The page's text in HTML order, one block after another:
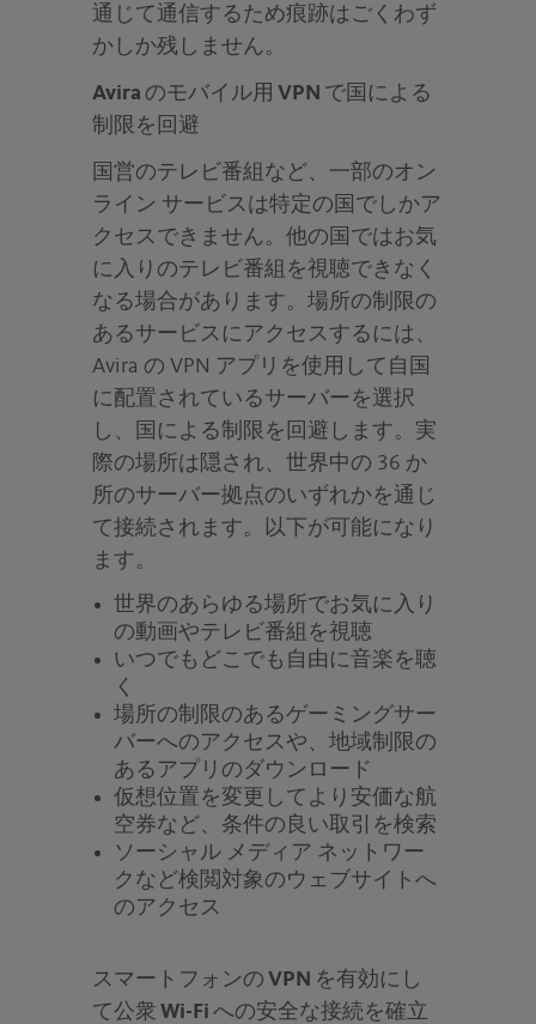
通じて通信するため痕跡はごくわず
かしか残しません。
Avira のモバイル用 VPN で国による
制限を回避
国営のテレビ番組など、一部のオン
ライン サービスは特定の国でしかア
クセスできません。他の国ではお気
に入りのテレビ番組を視聴できなく
なる場合があります。場所の制限の
あるサービスにアクセスするには、
Avira の VPN アプリを使用して自国
に配置されているサーバーを選択
し、国による制限を回避します。実
際の場所は隠され、世界中の 36 か
所のサーバー拠点のいずれかを通じ
て接続されます。以下が可能になり
ます。
世界のあらゆる場所でお気に入り
の動画やテレビ番組を視聴
いつでもどこでも自由に音楽を聴
く
場所の制限のあるゲーミングサー
バーへのアクセスや、地域制限の
あるアプリのダウンロード
仮想位置を変更してより安価な航
空券など、条件の良い取引を検索
ソーシャル メディア ネットワー
クなど検閲対象のウェブサイトへ
のアクセス
スマートフォンの VPN を有効にし
て公衆 Wi-Fi への安全な接続を確立